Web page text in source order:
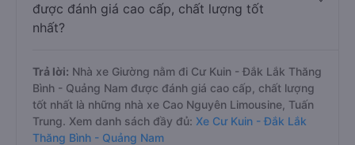
được đánh giá cao cấp, chất lượng tốt
nhất?
Trả lời: Nhà xe Giường nằm đi Cư Kuin - Đắk Lắk Thăng
Bình - Quảng Nam được đánh giá cao cấp, chất lượng
tốt nhất là những nhà xe Cao Nguyên Limousine, Tuấn
Trung. Xem danh sách đầy đủ: Xe Cư Kuin - Đắk Lắk
Thăng Bình - Quảng Nam